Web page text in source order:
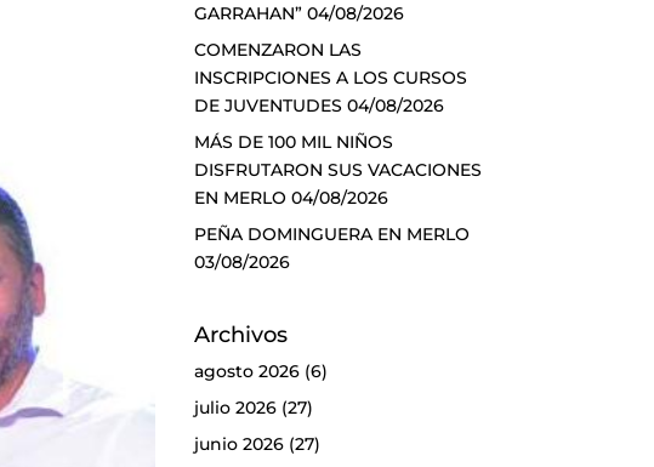
GARRAHAN” 04/08/2026
COMENZARON LAS
INSCRIPCIONES A LOS CURSOS
DE JUVENTUDES 04/08/2026
MÁS DE 100 MIL NIÑOS
DISFRUTARON SUS VACACIONES
EN MERLO 04/08/2026
PEÑA DOMINGUERA EN MERLO
03/08/2026
Archivos
agosto 2026(6)
julio 2026(27)
junio 2026(27)